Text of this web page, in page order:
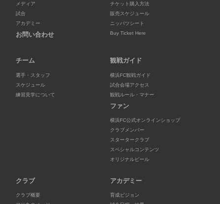
メディア
試合
アカデミー
お問い合わせ
チケット購入方法
販売スケジュール
ニッパツシート
Buy Ticket Here
チーム
選手・スタッフ
スケジュール
練習見学について
観戦ガイド
横浜FC観戦ガイド
試合会場アクセス
観戦ルール・マナー
ファン
横浜FC公式オンラインショップ
クラブメンバー
スタータークラブ
スペシャルコンテンツ
オリジナルビール
クラブ
クラブ概要
アカデミー
育成ビジョン